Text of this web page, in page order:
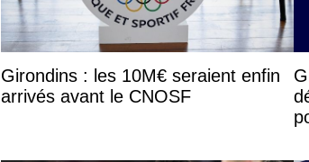
Girondins : les 10M€ seraient enfin
arrivés avant le CNOSF